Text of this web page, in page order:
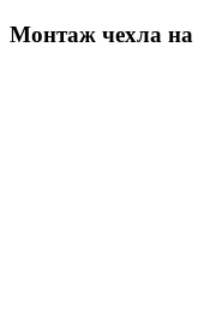
Монтаж чехла на